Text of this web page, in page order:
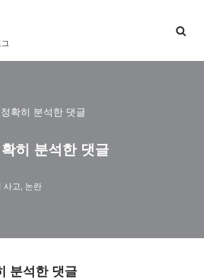
확히 분석한 댓글
히 분석한 댓글
사고, 논란
분석한 댓글